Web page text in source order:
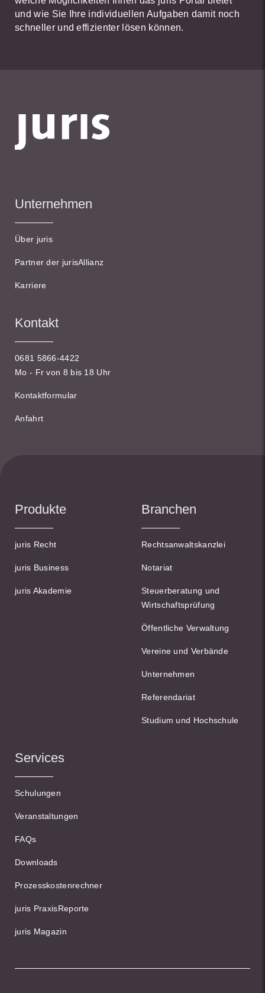
und wie Sie Ihre individuellen Aufgaben damit noch
schneller und effizienter lösen können.
Unternehmen
Über juris
Partner der jurisAllianz
Karriere
Kontakt
0681 5866-4422
Mo - Fr von 8 bis 18 Uhr
Kontaktformular
Anfahrt
Produkte
juris Recht
juris Business
juris Akademie
Branchen
Rechtsanwaltskanzlei
Notariat
Steuerberatung und
Wirtschaftsprüfung
Öffentliche Verwaltung
Vereine und Verbände
Unternehmen
Referendariat
Studium und Hochschule
Services
Schulungen
Veranstaltungen
FAQs
Downloads
Prozesskostenrechner
juris PraxisReporte
juris Magazin